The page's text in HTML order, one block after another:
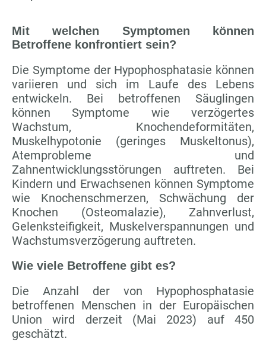
Mit welchen Symptomen können
Betroffene konfrontiert sein?
Die Symptome der Hypophosphatasie können
variieren und sich im Laufe des Lebens
entwickeln. Bei betroffenen Säuglingen
können Symptome wie verzögertes
Wachstum, Knochendeformitäten,
Muskelhypotonie (geringes Muskeltonus),
Atemprobleme und
Zahnentwicklungsstörungen auftreten. Bei
Kindern und Erwachsenen können Symptome
wie Knochenschmerzen, Schwächung der
Knochen (Osteomalazie), Zahnverlust,
Gelenksteifigkeit, Muskelverspannungen und
Wachstumsverzögerung auftreten.
Wie viele Betroffene gibt es?
Die Anzahl der von Hypophosphatasie
betroffenen Menschen in der Europäischen
Union wird derzeit (Mai 2023) auf 450
geschätzt.